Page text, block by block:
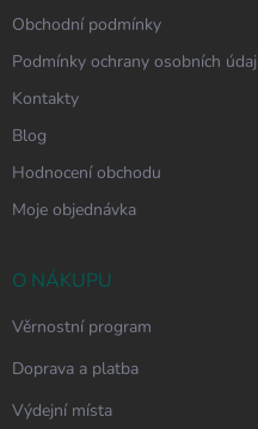
Obchodní podmínky
Podmínky ochrany osobních
Kontakty
Blog
Hodnocení obchodu
Moje objednávka
O NÁKUPU
Věrnostní program
Doprava a platba
Výdejní místa